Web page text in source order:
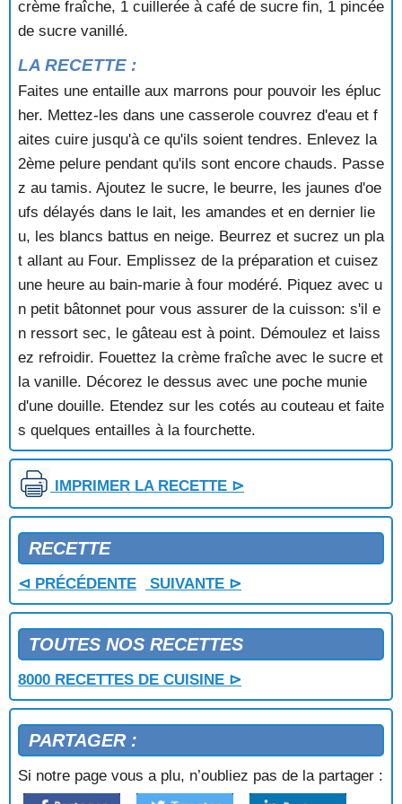
GATEAU DE SEMOULE AUX QUETSCHES
GATEAU DE SIENNE
GATEAU FOURRE AU CHOCOLAT
GATEAU GANACHE
GATEAU GLACE AU CHOCOLAT
GATEAU ILE DE France
GATEAU MALGACH
GATEAU MARBRE
GATEAU MARBRE AU CHOCOLAT
GATEAU MERVEILLEUX AU CHOCOLAT
GATEAU MINUTE AU CHOCOLAT
GATEAU MOELLEUX AU CITRON
GATEAU MOELLEUX AUX NOIX
GATEAU MOUSSELINE DE POMMES
GATEAU RENVERSE A L'ANANAS
GATEAU RENVERSE AUX ABRICOTS
GATEAU ROULE
GATEAU ROULE A L'ANANAS
GATEAU SABLE DE BRETAGNE
GATEAU SANS CUISSON AU CAFE
GATEAU SANS CUISSON CHOCOLAT NOISETTES
GATEAU SICILIEN
GATEAU TURC AUX NOIX
GATEAU VIENNOIS AU CHOCOLAT
GATEAU YAOURT AU CHOCOLAT
GELEE DE FRAMBOISES ET DE POMMES
GENOISE
GENOISE AU CHOCOLAT
GENOISE AUX FRAMBOISES
GENOISE AUX RAISINS
GENOISE FOURREE CHOCOLAT
GLACE A LA CANNELLE
GLACE A LA FRAISE
GLACE A LA MANDARINE
GLACE A LA PISTACHE
crème fraîche, 1 cuillerée à café de sucre fin, 1 pincée
de sucre vanillé.
LA RECETTE :
Faites une entaille aux marrons pour pouvoir les épluc
her. Mettez-les dans une casserole couvrez d'eau et f
aites cuire jusqu'à ce qu'ils soient tendres. Enlevez la
2ème pelure pendant qu'ils sont encore chauds. Passe
z au tamis. Ajoutez le sucre, le beurre, les jaunes d'oe
ufs délayés dans le lait, les amandes et en dernier lie
u, les blancs battus en neige. Beurrez et sucrez un pla
t allant au Four. Emplissez de la préparation et cuisez
une heure au bain-marie à four modéré. Piquez avec u
n petit bâtonnet pour vous assurer de la cuisson: s'il e
n ressort sec, le gâteau est à point. Démoulez et laiss
ez refroidir. Fouettez la crème fraîche avec le sucre et
la vanille. Décorez le dessus avec une poche munie
d'une douille. Etendez sur les cotés au couteau et faite
s quelques entailles à la fourchette.
IMPRIMER LA RECETTE ⊳
RECETTE
⊲ PRÉCÉDENTE SUIVANTE ⊳
TOUTES NOS RECETTES
8000 RECETTES DE CUISINE ⊳
PARTAGER :
Si notre page vous a plu, n’oubliez pas de la partager :